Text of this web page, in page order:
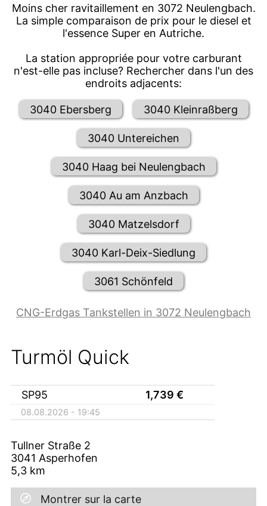
Moins cher ravitaillement en 3072 Neulengbach.
La simple comparaison de prix pour le diesel et
l'essence Super en Autriche.
La station appropriée pour votre carburant
n'est-elle pas incluse? Rechercher dans l'un des
endroits adjacents:
3040 Ebersberg 3040 Kleinraßberg
3040 Untereichen
3040 Haag bei Neulengbach
3040 Au am Anzbach
3040 Matzelsdorf
3040 Karl-Deix-Siedlung
3061 Schönfeld
CNG-Erdgas Tankstellen in 3072 Neulengbach
Turmöl Quick
SP95 1,739 €
08.08.2026 - 19:45
Tullner Straße 2
3041 Asperhofen
5,3 km
Montrer sur la carte